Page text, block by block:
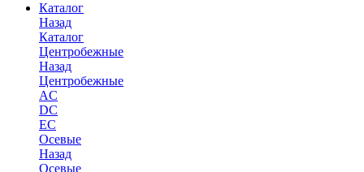
Каталог
Назад
Каталог
Центробежные
Назад
Центробежные
AC
DC
EC
Осевые
Назад
Осевые